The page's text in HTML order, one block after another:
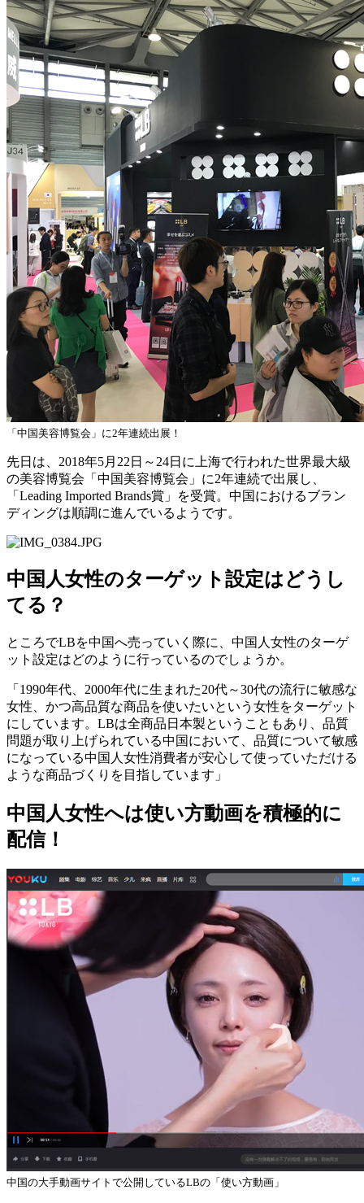
「中国美容博覧会」に2年連続出展！
先日は、2018年5月22日～24日に上海で行われた世界最大級
の美容博覧会「中国美容博覧会」に2年連続で出展し、
「Leading Imported Brands賞」を受賞。中国におけるブラン
ディングは順調に進んでいるようです。
中国人女性のターゲット設定はどうし
てる？
ところでLBを中国へ売っていく際に、中国人女性のターゲ
ット設定はどのように行っているのでしょうか。
「1990年代、2000年代に生まれた20代～30代の流行に敏感な
女性、かつ高品質な商品を使いたいという女性をターゲット
にしています。LBは全商品日本製ということもあり、品質
問題が取り上げられている中国において、品質について敏感
になっている中国人女性消費者が安心して使っていただける
ような商品づくりを目指しています」
中国人女性へは使い方動画を積極的に
配信！
中国の大手動画サイトで公開しているLBの「使い方動画」